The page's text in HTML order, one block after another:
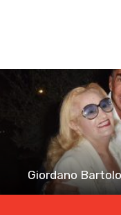
Giordano